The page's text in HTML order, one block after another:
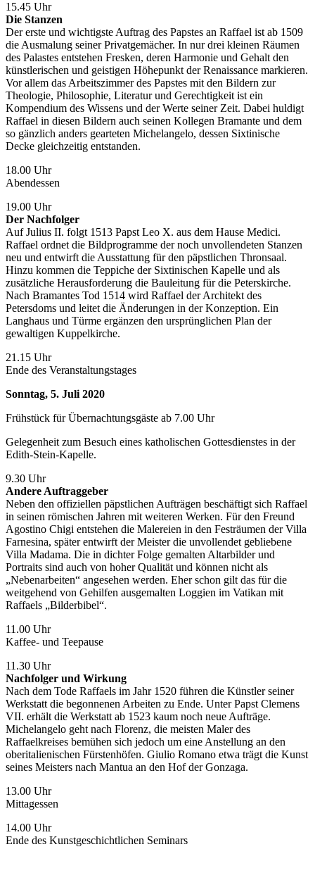
15.45 Uhr
Die Stanzen
Der erste und wichtigste Auftrag des Papstes an Raffael ist ab 1509
die Ausmalung seiner Privatgemächer. In nur drei kleinen Räumen
des Palastes entstehen Fresken, deren Harmonie und Gehalt den
künstlerischen und geistigen Höhepunkt der Renaissance markieren.
Vor allem das Arbeitszimmer des Papstes mit den Bildern zur
Theologie, Philosophie, Literatur und Gerechtigkeit ist ein
Kompendium des Wissens und der Werte seiner Zeit. Dabei huldigt
Raffael in diesen Bildern auch seinen Kollegen Bramante und dem
so gänzlich anders gearteten Michelangelo, dessen Sixtinische
Decke gleichzeitig entstanden.
18.00 Uhr
Abendessen
19.00 Uhr
Der Nachfolger
Auf Julius II. folgt 1513 Papst Leo X. aus dem Hause Medici.
Raffael ordnet die Bildprogramme der noch unvollendeten Stanzen
neu und entwirft die Ausstattung für den päpstlichen Thronsaal.
Hinzu kommen die Teppiche der Sixtinischen Kapelle und als
zusätzliche Herausforderung die Bauleitung für die Peterskirche.
Nach Bramantes Tod 1514 wird Raffael der Architekt des
Petersdoms und leitet die Änderungen in der Konzeption. Ein
Langhaus und Türme ergänzen den ursprünglichen Plan der
gewaltigen Kuppelkirche.
21.15 Uhr
Ende des Veranstaltungstages
Sonntag, 5. Juli 2020
Frühstück für Übernachtungsgäste ab 7.00 Uhr
Gelegenheit zum Besuch eines katholischen Gottesdienstes in der
Edith-Stein-Kapelle.
9.30 Uhr
Andere Auftraggeber
Neben den offiziellen päpstlichen Aufträgen beschäftigt sich Raffael
in seinen römischen Jahren mit weiteren Werken. Für den Freund
Agostino Chigi entstehen die Malereien in den Festräumen der Villa
Farnesina, später entwirft der Meister die unvollendet gebliebene
Villa Madama. Die in dichter Folge gemalten Altarbilder und
Portraits sind auch von hoher Qualität und können nicht als
„Nebenarbeiten“ angesehen werden. Eher schon gilt das für die
weitgehend von Gehilfen ausgemalten Loggien im Vatikan mit
Raffaels „Bilderbibel“.
11.00 Uhr
Kaffee- und Teepause
11.30 Uhr
Nachfolger und Wirkung
Nach dem Tode Raffaels im Jahr 1520 führen die Künstler seiner
Werkstatt die begonnenen Arbeiten zu Ende. Unter Papst Clemens
VII. erhält die Werkstatt ab 1523 kaum noch neue Aufträge.
Michelangelo geht nach Florenz, die meisten Maler des
Raffaelkreises bemühen sich jedoch um eine Anstellung an den
oberitalienischen Fürstenhöfen. Giulio Romano etwa trägt die Kunst
seines Meisters nach Mantua an den Hof der Gonzaga.
13.00 Uhr
Mittagessen
14.00 Uhr
Ende des Kunstgeschichtlichen Seminars